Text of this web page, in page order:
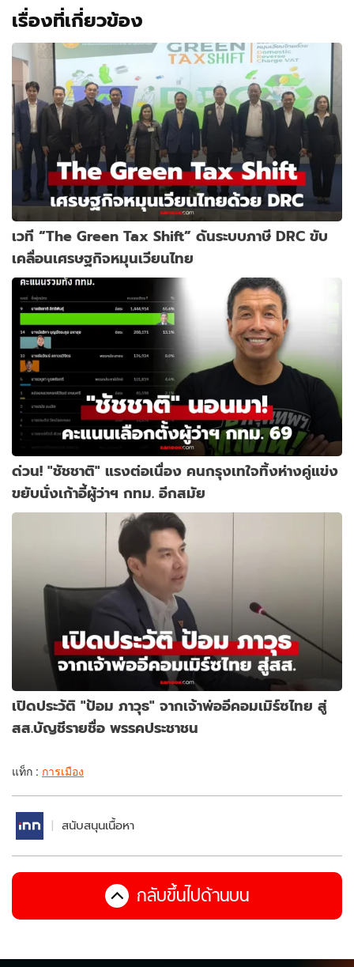
เรื่องที่เกี่ยวข้อง
เวที “The Green Tax Shift” ดันระบบภาษี DRC ขับ
เคลื่อนเศรษฐกิจหมุนเวียนไทย
ด่วน! "ชัชชาติ" แรงต่อเนื่อง คนกรุงเทใจทิ้งห่างคู่แข่ง
ขยับนั่งเก้าอี้ผู้ว่าฯ กทม. อีกสมัย
เปิดประวัติ "ป้อม ภาวุธ" จากเจ้าพ่ออีคอมเมิร์ซไทย สู่
สส.บัญชีรายชื่อ พรรคประชาชน
แท็ก : การเมือง
สนับสนุนเนื้อหา
กลับขึ้นไปด้านบน